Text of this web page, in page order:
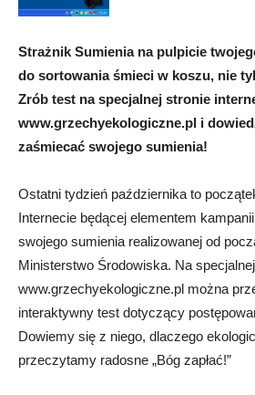
Strażnik Sumienia na pulpicie
do sortowania śmieci w koszu, nie
Zrób test na specjalnej stronie
www.grzechyekologiczne.pl i
zaśmiecać swojego sumienia!
Ostatni tydzień października to
Internecie będącej elementem
swojego sumienia realizowanej od
Ministerstwo Środowiska. Na
www.grzechyekologiczne.pl można
interaktywny test dotyczący
Dowiemy się z niego, dlaczego
przeczytamy radosne „Bóg zapłać!”